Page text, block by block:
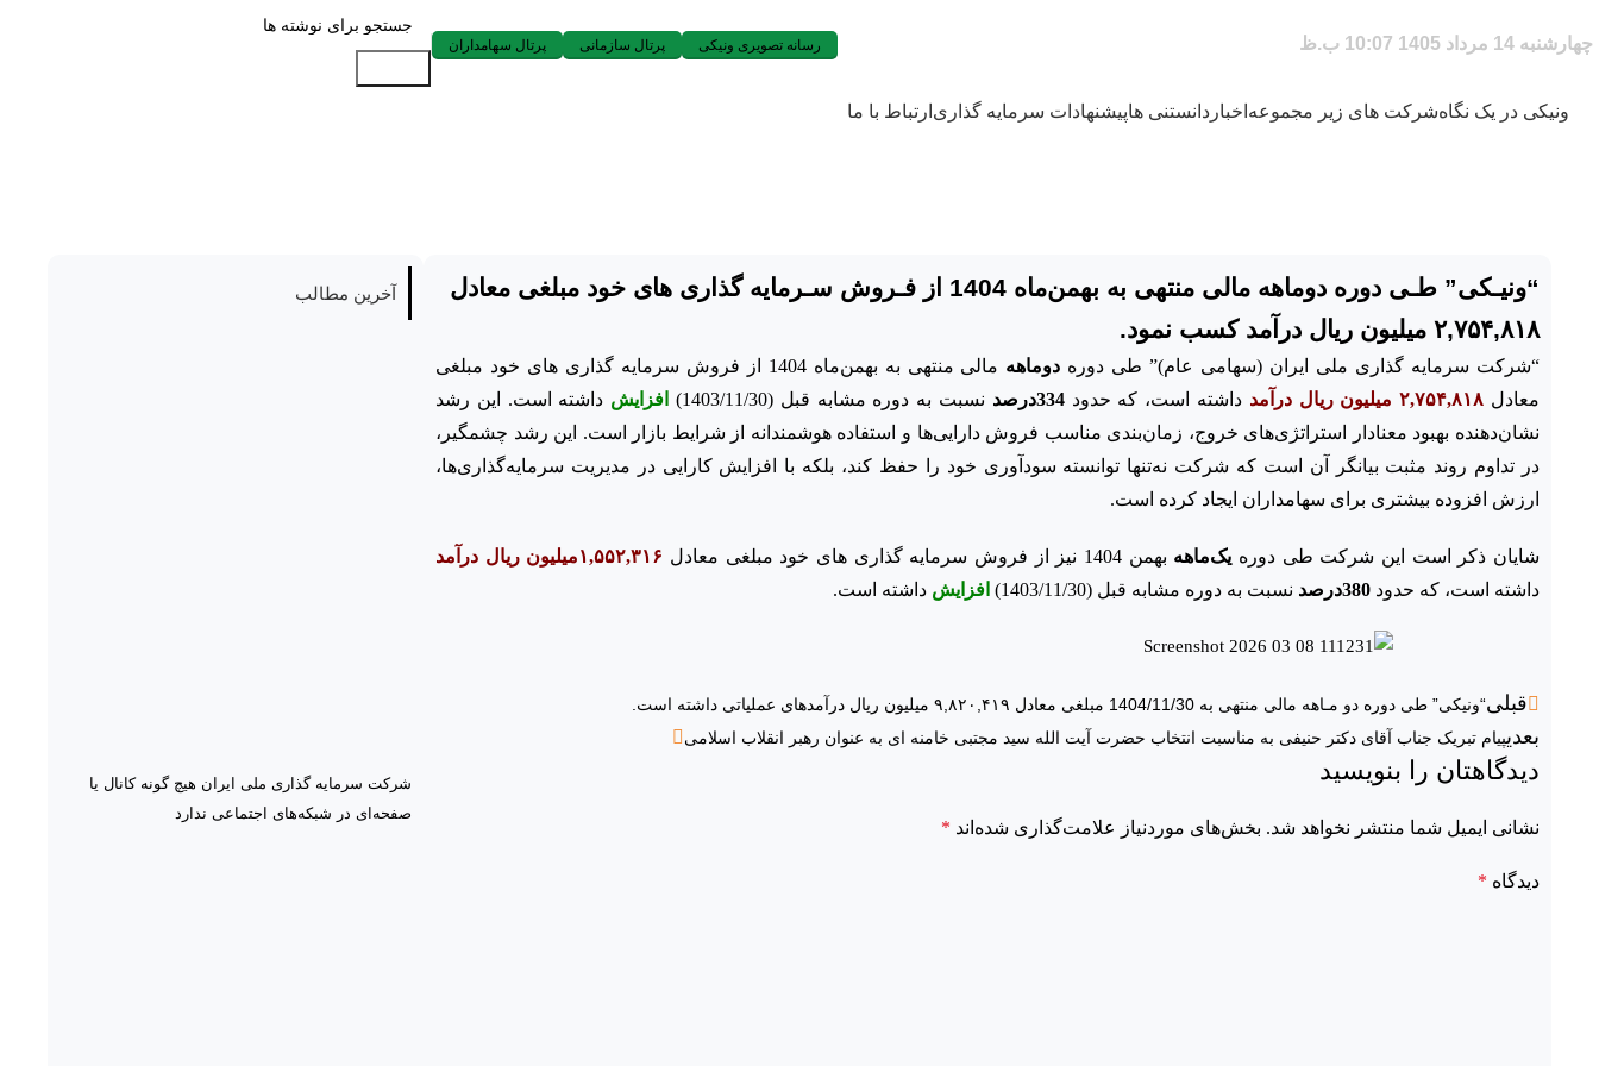
چهارشنبه 14 مرداد 1405 10:07 ب.ظ رسانه تصویری ونیکی پرتال سازمانی پرتال سهامداران
ونیکی در یک نگاهشرکت های زیر مجموعه اخبار دانستنی هاپیشنهادات سرمایه گذاری ارتباط با ما
“ونیـکی” طـی دوره دوماهه مالی منتهی به بهمن‌ماه 1404 از فـروش سـرمایه گذاری های خود مبلغی معادل
۲,۷۵۴,۸۱۸ میلیون ریال درآمد کسب نمود.
“شرکت سرمایه ­گذاری ملی ایران (سهامی عام)” طی دوره دوماهه
مالی منتهی به بهمن‌ماه 1404 از فروش سرمایه­ گذاری­ های خود مبلغی
معادل
داشته است، که حدود334درصد نسبت به دوره مشابه قبل (1403/11/30) افزایش داشته است. این رشد
نشان‌دهنده بهبود معنادار استراتژی‌های خروج، زمان‌بندی مناسب فروش دارایی‌ها و استفاده هوشمندانه از شرایط بازار است. این رشد چشمگیر،
در تداوم روند مثبت بیانگر آن است که شرکت نه‌تنها توانسته سودآوری خود را حفظ کند، بلکه با افزایش کارایی در مدیریت سرمایه‌گذاری‌ها،
ارزش افزوده بیشتری برای سهامداران ایجاد کرده است.
شایان ذکر است این شرکت طی دوره یک‌ماهه بهمن 1404 نیز از فروش سرمایه­ گذاری­ های خود مبلغی معادل
داشته است، که حدود 380درصد نسبت به دوره مشابه قبل (1403/11/30) افزایش داشته است.
قبلی“ونیکی” طی دوره دو مـاهه مالی منتهی به 1404/11/30 مبلغی معادل ۹,۸۲۰,۴۱۹ میلیون ریال درآمدهای عملیاتی داشته است.
بعدیپیام تبریک جناب آقای دکتر حنیفی به مناسبت انتخاب حضرت آیت الله سید مجتبی خامنه ای به عنوان رهبر انقلاب اسلامی
دیدگاهتان را بنویسید
نشانی ایمیل شما منتشر نخواهد شد. بخش‌های موردنیاز علامت‌گذاری شده‌اند *
دیدگاه *
آخرین مطالب
شرکت سرمایه گذاری ملی ایران هیچ گونه کانال یا
صفحه‌ای در شبکه‌های اجتماعی ندارد